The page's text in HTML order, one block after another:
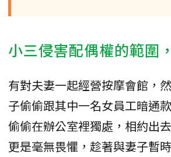
小三侵害配偶權的範圍
有對夫妻一起經營按摩會館，
子偷偷跟其中一名女員工暗通
偷偷在辦公室裡獨處，相約出
更是毫無畏懼，趁著與妻子暫